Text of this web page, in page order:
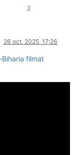
2
26 oct. 2025, 17:26
filmat